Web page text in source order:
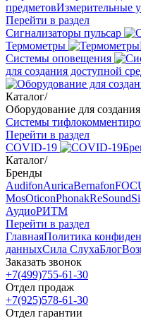
предметовИзмерительные
Перейти в раздел
Сигнализаторы пульсар
Термометры
Cистемы оповещения
для создания доступной
Каталог/
Оборудование для
Системы
Перейти в раздел
COVID-19
Каталог/
Бренды
AudifonAuricaBernafon
MosOticonPhonakReSound
АудиоРИТМ
Перейти в раздел
ГлавнаяПолитика
данныхСила СлухаБлог
Заказать звонок
+7(499)755-61-30
Отдел продаж
+7(925)578-61-30
Отдел гарантии